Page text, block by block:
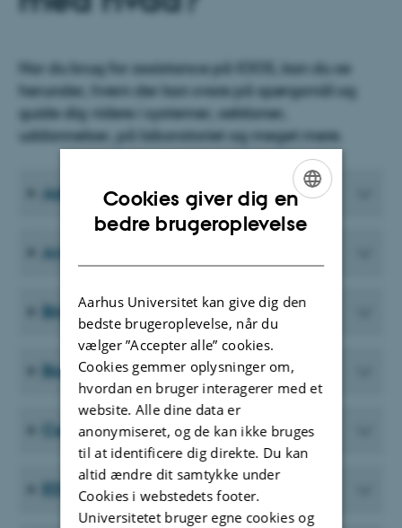
Har du brug for assistance på IOOS, kan du se
herunder, hvem der kan svare på spørgsmål og
guide dig videre i systemer, sektioner,
uddannelser, på laboratoriet og meget mere.
Adgangskort og nøgler
Ansættelser
Brightspace
Bogbestilling
Centrallaboratoriet
EDI portalen
ENGLISH
Cookies giver dig en
bedre brugeroplevelse
Aarhus Universitet kan give dig den
bedste brugeroplevelse, når du
vælger ”Accepter alle” cookies.
Cookies gemmer oplysninger om,
hvordan en bruger interagerer med et
website. Alle dine data er
anonymiseret, og de kan ikke bruges
til at identificere dig direkte. Du kan
altid ændre dit samtykke under
Cookies i webstedets footer.
Universitetet bruger egne cookies og